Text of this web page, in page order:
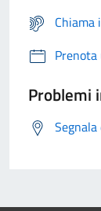
Chiama
Problemi